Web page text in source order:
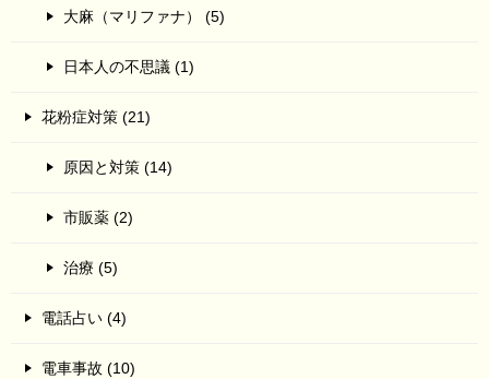
大麻（マリファナ） (5)
日本人の不思議 (1)
花粉症対策 (21)
原因と対策 (14)
市販薬 (2)
治療 (5)
電話占い (4)
電車事故 (10)